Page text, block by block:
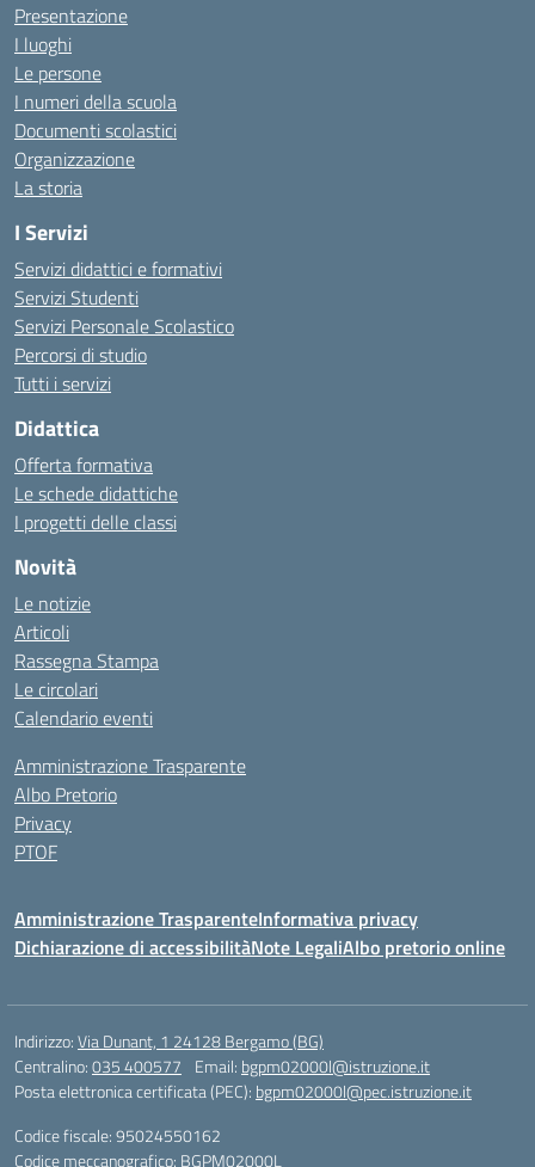
Presentazione
I luoghi
Le persone
I numeri della scuola
Documenti scolastici
Organizzazione
La storia
I Servizi
Servizi didattici e formativi
Servizi Studenti
Servizi Personale Scolastico
Percorsi di studio
Tutti i servizi
Didattica
Offerta formativa
Le schede didattiche
I progetti delle classi
Novità
Le notizie
Articoli
Rassegna Stampa
Le circolari
Calendario eventi
Amministrazione Trasparente
Albo Pretorio
Privacy
PTOF
Amministrazione TrasparenteInformativa privacy
Dichiarazione di accessibilitàNote LegaliAlbo pretorio online
Indirizzo:Via Dunant, 1 24128 Bergamo (BG)
Centralino:035 400577 Email: bgpm02000l@istruzione.it
Posta elettronica certificata (PEC): bgpm02000l@pec.istruzione.it
Codice fiscale: 95024550162
Codice meccanografico: BGPM02000L